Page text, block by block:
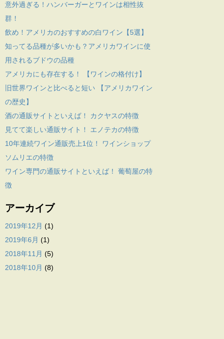
意外過ぎる！ハンバーガーとワインは相性抜
群！
飲め！アメリカのおすすめの白ワイン【5選】
知ってる品種が多いかも？アメリカワインに使
用されるブドウの品種
アメリカにも存在する！ 【ワインの格付け】
旧世界ワインと比べると短い 【アメリカワイン
の歴史】
酒の通販サイトといえば！ カクヤスの特徴
見てて楽しい通販サイト！ エノテカの特徴
10年連続ワイン通販売上1位！ ワインショップ
ソムリエの特徴
ワイン専門の通販サイトといえば！ 葡萄屋の特
徴
アーカイブ
2019年12月 (1)
2019年6月 (1)
2018年11月 (5)
2018年10月 (8)